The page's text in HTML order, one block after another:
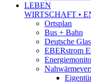
LEBEN
WIRTSCHAFT •
Ortsplan
Bus + Bahn
Deutsche
EBERstrom